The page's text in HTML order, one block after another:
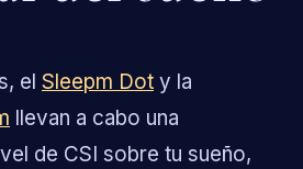
el Sleepm Dot y la
llevan a cabo una
de CSI sobre tu sueño,